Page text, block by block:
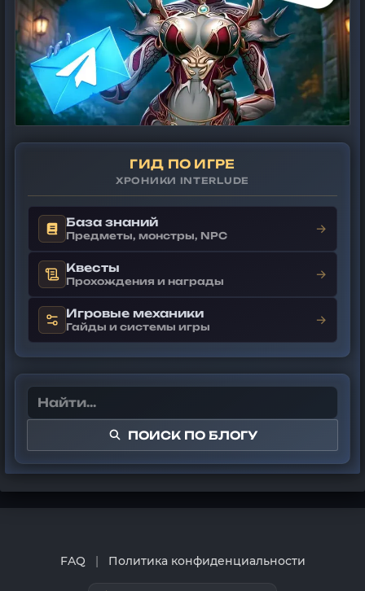
ГИД ПО ИГРЕ
ХРОНИКИ INTERLUDE
База знаний
Предметы, монстры, NPC →
Квесты
Прохождения и награды →
Игровые механики
Гайды и системы игры →
ПОИСК ПО БЛОГУ
FAQ | Политика конфиденциальности